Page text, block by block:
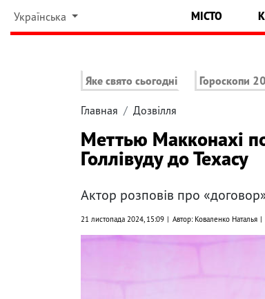
Українська МІСТО
Яке свято сьогодні Гороскопи
Главная Дозвілля
Меттью Макконахі
Голлівуду до Техасу
Актор розповів про
21 листопада 2024, 15:09 Автор: Коваленко Наталья